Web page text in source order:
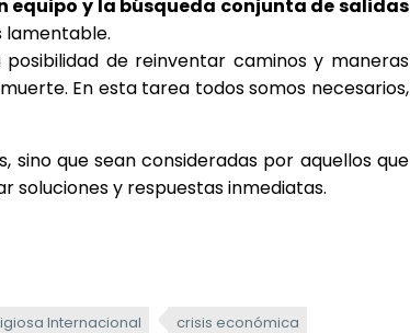
equipo y la búsqueda conjunta de salidas
lamentable.
de reinventar caminos y maneras
En esta tarea todos somos necesarios,
sino que sean consideradas por aquellos que
soluciones y respuestas inmediatas.
Internacional crisis económica